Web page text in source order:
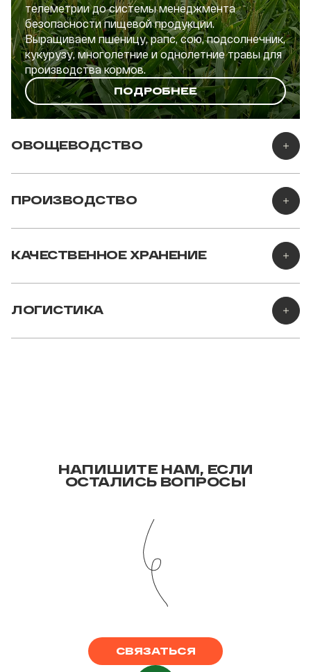
телеметрии до системы менеджмента
безопасности пищевой продукции.
Выращиваем пшеницу, рапс, сою, подсолнечник,
кукурузу, многолетние и однолетние травы для
производства кормов.
ПОДРОБНЕЕ
ОВОЩЕВОДСТВО
ПРОИЗВОДСТВО
КАЧЕСТВЕННОЕ ХРАНЕНИЕ
ЛОГИСТИКА
НАПИШИТЕ НАМ, ЕСЛИ
ОСТАЛИСЬ ВОПРОСЫ
СВЯЗАТЬСЯ